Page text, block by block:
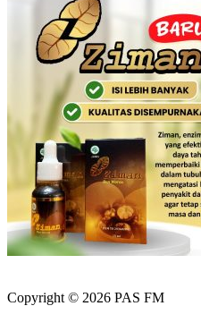
Copyright © 2026 PAS FM